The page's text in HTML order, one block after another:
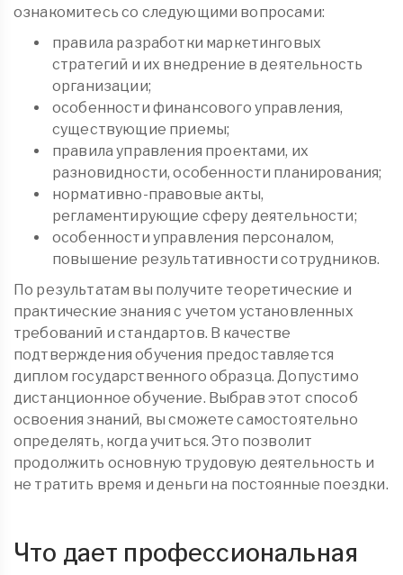
ознакомитесь со следующими вопросами:
правила разработки маркетинговых
стратегий и их внедрение в деятельность
организации;
особенности финансового управления,
существующие приемы;
правила управления проектами, их
разновидности, особенности планирования;
нормативно-правовые акты,
регламентирующие сферу деятельности;
особенности управления персоналом,
повышение результативности сотрудников.
По результатам вы получите теоретические и
практические знания с учетом установленных
требований и стандартов. В качестве
подтверждения обучения предоставляется
диплом государственного образца. Допустимо
дистанционное обучение. Выбрав этот способ
освоения знаний, вы сможете самостоятельно
определять, когда учиться. Это позволит
продолжить основную трудовую деятельность и
не тратить время и деньги на постоянные поездки.
Что дает профессиональная